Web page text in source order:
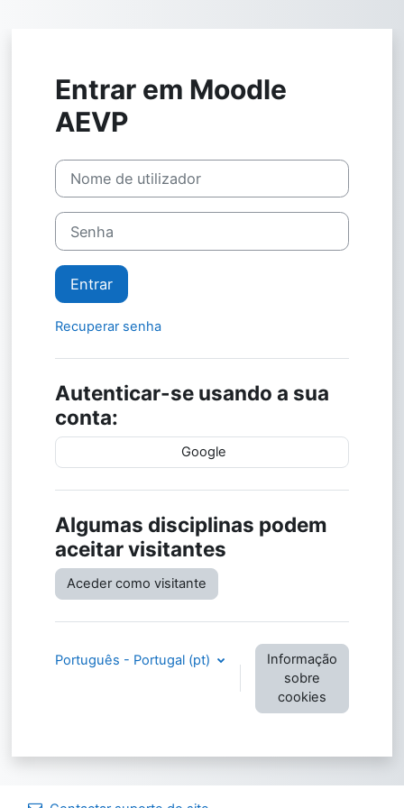
Entrar em Moodle
AEVP
Nome de utilizador
Senha
Entrar
Recuperar senha
Autenticar-se usando a sua
conta:
Google
Algumas disciplinas podem
aceitar visitantes
Aceder como visitante
Português - Portugal ‎(pt)‎
Informação
sobre
cookies